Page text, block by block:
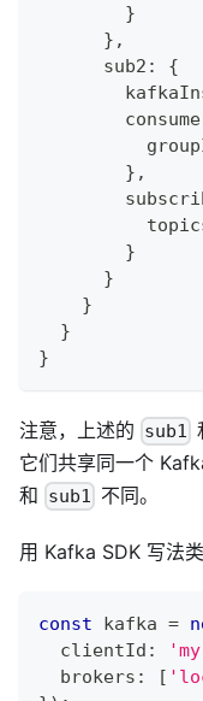
}
} ,
      sub2
:
{
} ,
}
}
}
}
}
注意，上述的 sub1
它们共享同一个
和 sub1 不同。
用 Kafka SDK 写法类
const kafka =
  clientId
:
  brokers
: [